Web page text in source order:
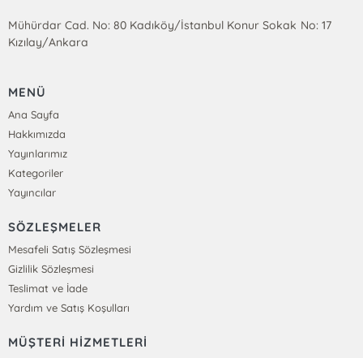
Mühürdar Cad. No: 80 Kadıköy/İstanbul Konur Sokak No: 17
Kızılay/Ankara
MENÜ
Ana Sayfa
Hakkımızda
Yayınlarımız
Kategoriler
Yayıncılar
SÖZLEŞMELER
Mesafeli Satış Sözleşmesi
Gizlilik Sözleşmesi
Teslimat ve İade
Yardım ve Satış Koşulları
MÜŞTERİ HİZMETLERİ